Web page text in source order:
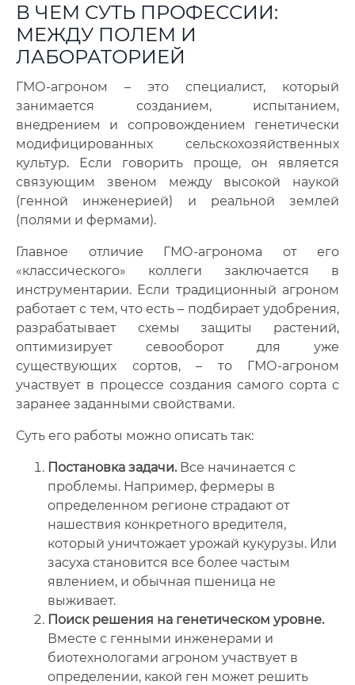
В ЧЕМ СУТЬ ПРОФЕССИИ:
МЕЖДУ ПОЛЕМ И
ЛАБОРАТОРИЕЙ
ГМО-агроном – это специалист, который
занимается созданием, испытанием,
внедрением и сопровождением генетически
модифицированных сельскохозяйственных
культур. Если говорить проще, он является
связующим звеном между высокой наукой
(генной инженерией) и реальной землей
(полями и фермами).
Главное отличие ГМО-агронома от его
«классического» коллеги заключается в
инструментарии. Если традиционный агроном
работает с тем, что есть – подбирает удобрения,
разрабатывает схемы защиты растений,
оптимизирует севооборот для уже
существующих сортов, – то ГМО-агроном
участвует в процессе создания самого сорта с
заранее заданными свойствами.
Суть его работы можно описать так:
Постановка задачи.Все начинается с
проблемы. Например, фермеры в
определенном регионе страдают от
нашествия конкретного вредителя,
который уничтожает урожай кукурузы. Или
засуха становится все более частым
явлением, и обычная пшеница не
выживает.
Поиск решения на генетическом уровне.
Вместе с генными инженерами и
биотехнологами агроном участвует в
определении, какой ген может решить